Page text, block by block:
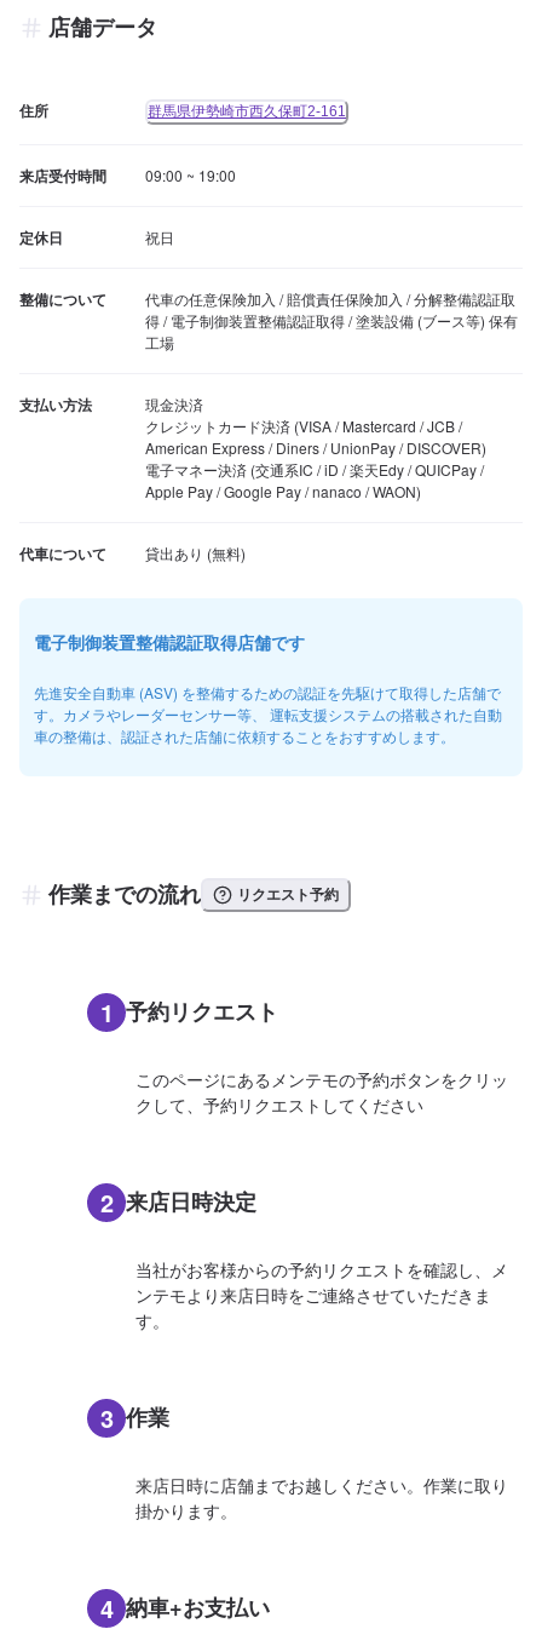
店舗データ
住所 群馬県伊勢崎市西久保町2-161
来店受付時間 09:00 ~ 19:00
定休日 祝日
整備について
代車の任意保険加入 / 賠償責任保険加入 / 分解整備認証取
得 / 電子制御装置整備認証取得 / 塗装設備 (ブース等) 保有
工場
支払い方法
現金決済
クレジットカード決済 (VISA / Mastercard / JCB /
American Express / Diners / UnionPay / DISCOVER)
電子マネー決済 (交通系IC / iD / 楽天Edy / QUICPay /
Apple Pay / Google Pay / nanaco / WAON)
代車について
電子制御装置整備認証取得店舗です
先進安全自動車 (ASV) を整備するための認証を先駆けて取得した店舗で
す。カメラやレーダーセンサー等、 運転支援システムの搭載された自動
車の整備は、認証された店舗に依頼することをおすすめします。
作業までの流れ リクエスト予約
1 予約リクエスト
このページにあるメンテモの予約ボタンをクリッ
クして、予約リクエストしてください
2 来店日時決定
当社がお客様からの予約リクエストを確認し、メ
ンテモより来店日時をご連絡させていただきま
す。
3 作業
来店日時に店舗までお越しください。作業に取り
掛かります。
4 納車+お支払い